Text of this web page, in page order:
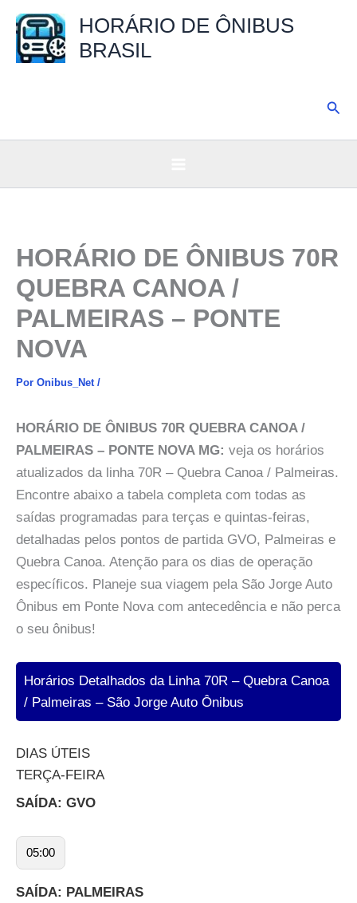
para
HORÁRIO DE ÔNIBUS
BRASIL
HORÁRIO DE ÔNIBUS 70R
QUEBRA CANOA /
PALMEIRAS – PONTE
NOVA
Por Onibus_Net /
HORÁRIO DE ÔNIBUS 70R QUEBRA CANOA /
PALMEIRAS – PONTE NOVA MG: veja os horários
atualizados da linha 70R – Quebra Canoa / Palmeiras.
Encontre abaixo a tabela completa com todas as
saídas programadas para terças e quintas-feiras,
detalhadas pelos pontos de partida GVO, Palmeiras e
Quebra Canoa. Atenção para os dias de operação
específicos. Planeje sua viagem pela São Jorge Auto
Ônibus em Ponte Nova com antecedência e não perca
o seu ônibus!
Horários Detalhados da Linha 70R – Quebra Canoa
/ Palmeiras – São Jorge Auto Ônibus
DIAS ÚTEIS
TERÇA-FEIRA
SAÍDA: GVO
05:00
SAÍDA: PALMEIRAS